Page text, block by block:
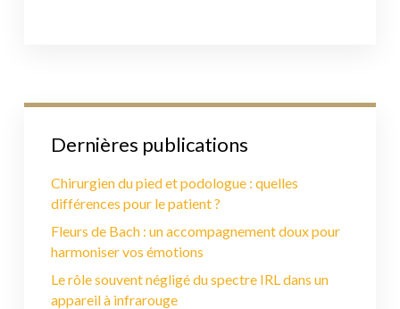
Dernières publications
Chirurgien du pied et podologue : quelles
différences pour le patient ?
Fleurs de Bach : un accompagnement doux pour
harmoniser vos émotions
Le rôle souvent négligé du spectre IRL dans un
appareil à infrarouge